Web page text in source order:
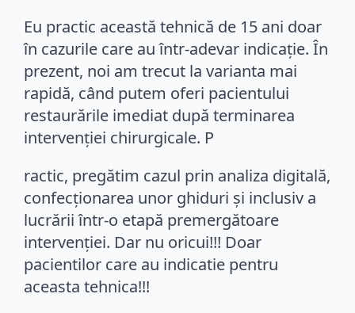
Eu practic această tehnică de 15 ani doar
în cazurile care au într-adevar indicație. În
prezent, noi am trecut la varianta mai
rapidă, când putem oferi pacientului
restaurările imediat după terminarea
intervenției chirurgicale. P
ractic, pregătim cazul prin analiza digitală,
confecționarea unor ghiduri și inclusiv a
lucrării într-o etapă premergătoare
intervenției. Dar nu oricui!!! Doar
pacientilor care au indicatie pentru
aceasta tehnica!!!